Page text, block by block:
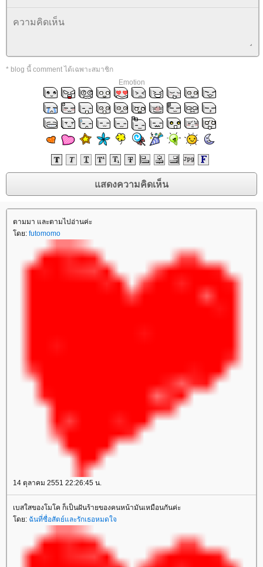
* blog นี้ comment ได้เฉพาะสมาชิก
Emotion
ตามมา และตามไปอ่านค่ะ
ดย: futomomo
14 ตุลาคม 2551 22:26:45 น.
เบสใสของโมโค ก็เป็นฝันร้ายของคนหน้ามันเหมือนกันค่ะ
ดย: ฉันที่ซื่อสัตย์และรักเธอหมดใจ